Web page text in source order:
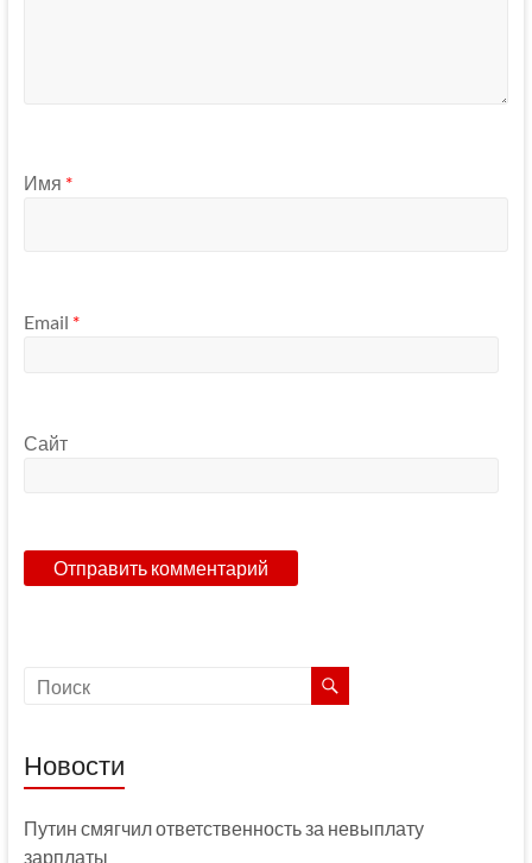
Имя *
Email *
Сайт
Новости
Путин смягчил ответственность за невыплату
зарплаты